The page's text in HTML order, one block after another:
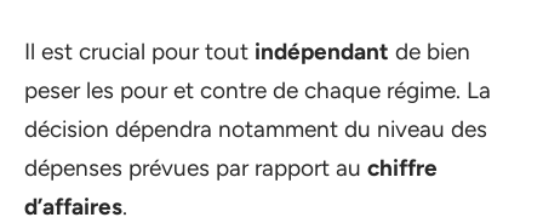
Il est crucial pour tout indépendant de bien
peser les pour et contre de chaque régime. La
décision dépendra notamment du niveau des
dépenses prévues par rapport au chiffre
d’affaires.